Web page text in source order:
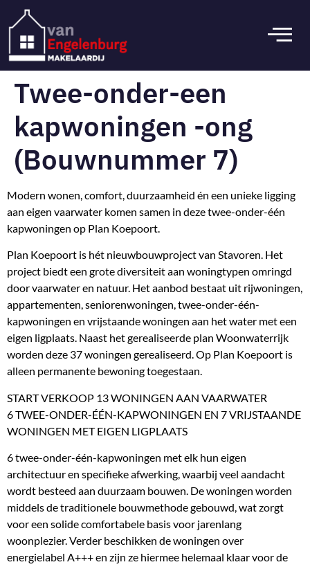
Twee-onder-een
kapwoningen -ong
(Bouwnummer 7)
Modern wonen, comfort, duurzaamheid én een unieke ligging
aan eigen vaarwater komen samen in deze twee-onder-één
kapwoningen op Plan Koepoort.
Plan Koepoort is hét nieuwbouwproject van Stavoren. Het
project biedt een grote diversiteit aan woningtypen omringd
door vaarwater en natuur. Het aanbod bestaat uit rijwoningen,
appartementen, seniorenwoningen, twee-onder-één-
kapwoningen en vrijstaande woningen aan het water met een
eigen ligplaats. Naast het gerealiseerde plan Woonwaterrijk
worden deze 37 woningen gerealiseerd. Op Plan Koepoort is
alleen permanente bewoning toegestaan.
START VERKOOP 13 WONINGEN AAN VAARWATER
6 TWEE-ONDER-ÉÉN-KAPWONINGEN EN 7 VRIJSTAANDE
WONINGEN MET EIGEN LIGPLAATS
6 twee-onder-één-kapwoningen met elk hun eigen
architectuur en specifieke afwerking, waarbij veel aandacht
wordt besteed aan duurzaam bouwen. De woningen worden
middels de traditionele bouwmethode gebouwd, wat zorgt
voor een solide comfortabele basis voor jarenlang
woonplezier. Verder beschikken de woningen over
energielabel A+++ en zijn ze hiermee helemaal klaar voor de